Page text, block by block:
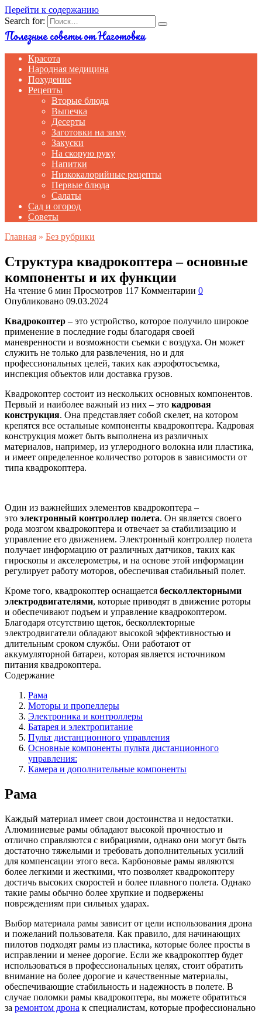
Перейти к содержанию
Search for:
Полезные советы от Наготовки
Красота
Народная медицина
Похудение
Рецепты
Вторые блюда
Выпечка
Десерты
Заготовки на зиму
Закуски
На скорую руку
Напитки
Низкокалорийные рецепты
Первые блюда
Салаты
Сад и огород
Советы
Главная » Без рубрики
Структура квадрокоптера – основные
компоненты и их функции
На чтение 6 мин Просмотров 117 Комментарии 0
Опубликовано 09.03.2024
Квадрокоптер – это устройство, которое получило широкое
применение в последние годы благодаря своей
маневренности и возможности съемки с воздуха. Он может
служить не только для развлечения, но и для
профессиональных целей, таких как аэрофотосъемка,
инспекция объектов или доставка грузов.
Квадрокоптер состоит из нескольких основных компонентов.
Первый и наиболее важный из них – это кадровая
конструкция. Она представляет собой скелет, на котором
крепятся все остальные компоненты квадрокоптера. Кадровая
конструкция может быть выполнена из различных
материалов, например, из углеродного волокна или пластика,
и имеет определенное количество роторов в зависимости от
типа квадрокоптера.
Один из важнейших элементов квадрокоптера –
это электронный контроллер полета. Он является своего
рода мозгом квадрокоптера и отвечает за стабилизацию и
управление его движением. Электронный контроллер полета
получает информацию от различных датчиков, таких как
гироскопы и акселерометры, и на основе этой информации
регулирует работу моторов, обеспечивая стабильный полет.
Кроме того, квадрокоптер оснащается бесколлекторными
электродвигателями, которые приводят в движение роторы
и обеспечивают подъем и управление квадрокоптером.
Благодаря отсутствию щеток, бесколлекторные
электродвигатели обладают высокой эффективностью и
длительным сроком службы. Они работают от
аккумуляторной батареи, которая является источником
питания квадрокоптера.
Содержание
Рама
Моторы и пропеллеры
Электроника и контроллеры
Батарея и электропитание
Пульт дистанционного управления
Основные компоненты пульта дистанционного
управления:
Камера и дополнительные компоненты
Рама
Каждый материал имеет свои достоинства и недостатки.
Алюминиевые рамы обладают высокой прочностью и
отлично справляются с вибрациями, однако они могут быть
достаточно тяжелыми и требовать дополнительных усилий
для компенсации этого веса. Карбоновые рамы являются
более легкими и жесткими, что позволяет квадрокоптеру
достичь высоких скоростей и более плавного полета. Однако
такие рамы обычно более хрупкие и подвержены
повреждениям при сильных ударах.
Выбор материала рамы зависит от цели использования дрона
и пожеланий пользователя. Как правило, для начинающих
пилотов подходят рамы из пластика, которые более просты в
исправлении и менее дорогие. Если же квадрокоптер будет
использоваться в профессиональных целях, стоит обратить
внимание на более дорогие и качественные материалы,
обеспечивающие стабильность и надежность в полете. В
случае поломки рамы квадрокоптера, вы можете обратиться
за ремонтом дрона к специалистам, которые профессионально